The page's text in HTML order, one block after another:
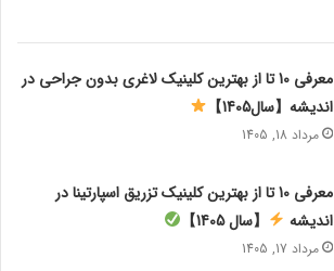
معرفی 10 تا از بهترین کلینیک لاغری بدون جراحی در
اندیشه【سال1405】
مرداد 18, 1405
معرفی 10 تا از بهترین کلینیک تزریق اسپارتینا در
اندیشه
【سال 1405】
مرداد 17, 1405